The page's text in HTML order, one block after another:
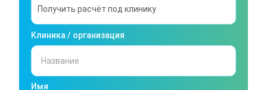
Клиника / организация
Имя